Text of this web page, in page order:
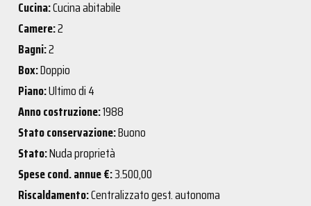
Cucina:Cucina abitabile
Camere:2
Bagni:2
Box:Doppio
Piano:Ultimo di 4
Anno costruzione:1988
Stato conservazione:Buono
Stato:Nuda proprietà
Spese cond. annue €:3.500,00
Riscaldamento:Centralizzato gest. autonoma